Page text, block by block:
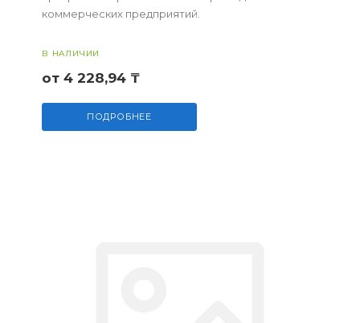
коммерческих предприятий.
В НАЛИЧИИ
от 4 228,94 ₸
ПОДРОБНЕЕ